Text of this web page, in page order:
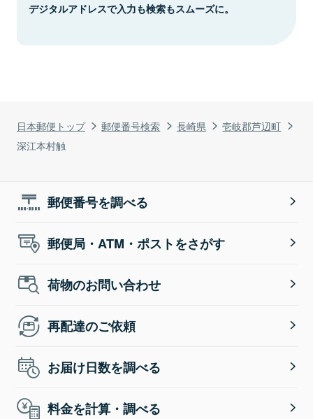
日本郵便トップ 郵便番号検索 長崎県
壱岐郡芦辺町
深江本村触
デジタルアドレスで入力も検索もスムーズに。
郵便番号を調べる
郵便局・ATM・ポストをさがす
荷物のお問い合わせ
再配達のご依頼
お届け日数を調べる
料金を計算・調べる